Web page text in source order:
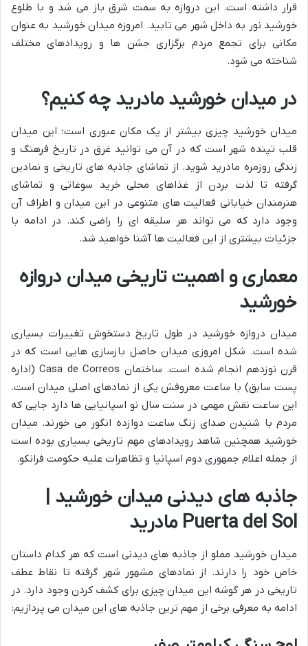
قرار داشته است. این دروازه به سمت شرق باز می شد و با طلوع
خورشید نور به داخل شهر می تابید. امروزه میدان خورشید به عنوان
مکانی برای تجمع مردم برگزاری جشن ها و رویدادهای مختلف
شناخته می شود.
در میدان خورشید مادرید چه کنیم؟
میدان خورشید چیزی بیشتر از یک مکان عبوری است؛ این میدان
قلب تپنده شهر است که در آن می توانید غرق در تاریخ فرهنگ و
زندگی روزمره مادرید شوید. از تماشای جاذبه های تاریخی و نمادین
گرفته تا لذت بردن از غذاهای محلی خرید سوغاتی و تماشای
هنرمندان خیابانی فعالیت های متنوعی در این میدان و اطراف آن
وجود دارد که می تواند هر سلیقه ای را راضی کند. در ادامه با
جزئیات بیشتری از این فعالیت ها آشنا خواهید شد.
معماری و اهمیت تاریخی میدان دروازه
خورشید
میدان دروازه خورشید در طول تاریخ دستخوش تغییرات بسیاری
شده است. شکل امروزی میدان حاصل بازسازی هایی است که در
قرن نوزدهم انجام شده است. ساختمان Casa de Correos (اداره
پست سابق) با ساعت معروفش یکی از نمادهای اصلی میدان است.
این ساعت نقش مهمی در سنت سال نو اسپانیایی ها دارد جایی که
مردم با شنیدن صدای زنگ ساعت دوازده انگور می خورند. میدان
خورشید همچنین شاهد رویدادهای مهم تاریخی بسیاری بوده است
از جمله اعلام جمهوری دوم اسپانیا و تظاهرات علیه حکومت فرانکو.
جاذبه های دیدنی میدان خورشید |
Puerta del Sol مادرید
میدان خورشید مملو از جاذبه های دیدنی است که هر کدام داستان
خاص خود را دارند. از نمادهای مشهور شهر گرفته تا نقاط عطف
تاریخی در هر گوشه این میدان چیزی برای کشف کردن وجود دارد. در
ادامه به معرفی برخی از مهم ترین جاذبه های این میدان می پردازیم: